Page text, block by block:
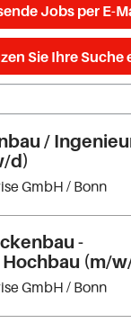
Jobs per E-
Sie Ihre Suche
/
d)
GmbH/ Bonn
-
(m/
GmbH/ Bonn